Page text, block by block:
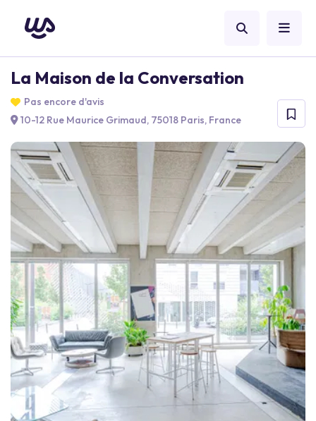
La Maison de la Conversation
Pas encore d'avis
10-12 Rue Maurice Grimaud, 75018 Paris, France